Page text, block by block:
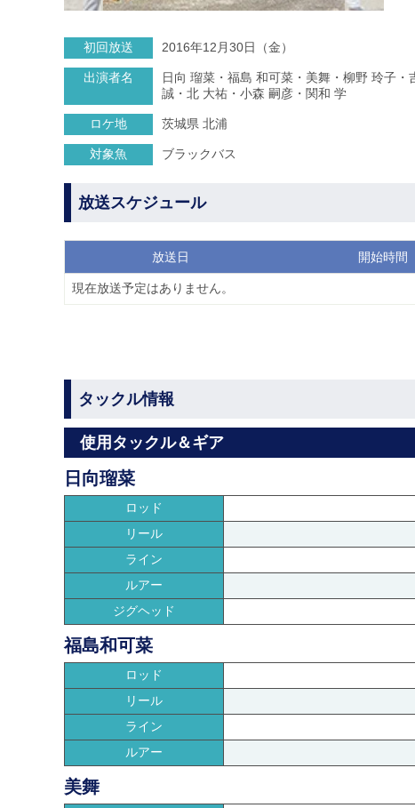
初回放送 2016年12月30日（金）
出演者名
日向 瑠菜・福島 和可菜・美舞・柳野 玲子
誠・北 大祐・小森 嗣彦・関和 学
ロケ地 茨城県 北浦
対象魚 ブラックバス
放送スケジュール
放送日 開始時間
現在放送予定はありません。
タックル情報
使用タックル＆ギア
日向瑠菜
ロッド
リール
ライン
ルアー
ジグヘッド
福島和可菜
ロッド
リール
ライン
ルアー
美舞